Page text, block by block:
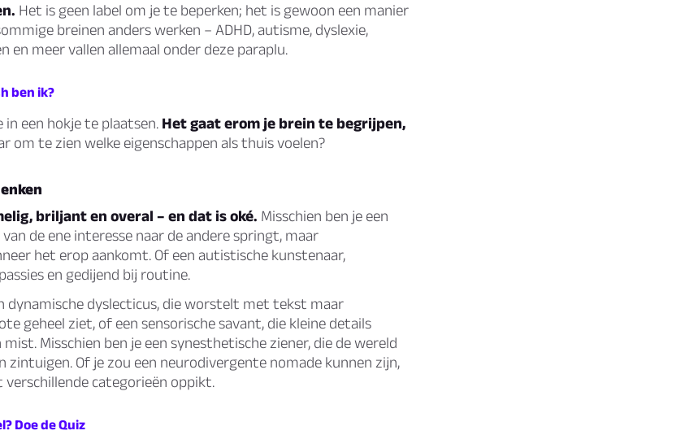
Het is geen label om je te beperken; het is gewoon een manier
breinen anders werken – ADHD, autisme, dyslexie,
en meer vallen allemaal onder deze paraplu.
ben ik?
een hokje te plaatsen. Het gaat erom je brein te begrijpen,
om te zien welke eigenschappen als thuis voelen?
briljant en overal – en dat is oké. Misschien ben je een
de ene interesse naar de andere springt, maar
het erop aankomt. Of een autistische kunstenaar,
en gedijend bij routine.
dynamische dyslecticus, die worstelt met tekst maar
geheel ziet, of een sensorische savant, die kleine details
Misschien ben je een synesthetische ziener, die de wereld
zintuigen. Of je zou een neurodivergente nomade kunnen zijn,
verschillende categorieën oppikt.
Doe de Quiz